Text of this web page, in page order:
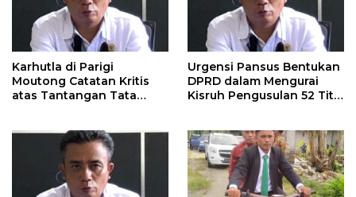
Karhutla di Parigi
Moutong Catatan Kritis
atas Tantangan Tata
Urgensi Pansus Bentukan
DPRD dalam Mengurai
Kisruh Pengusulan 52 Titik